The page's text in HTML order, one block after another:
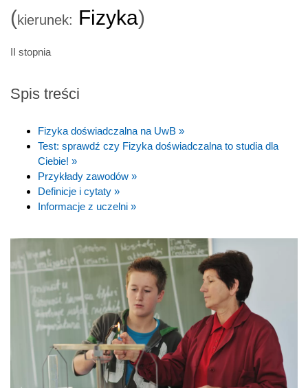
(kierunek: Fizyka)
II stopnia
Spis treści
Fizyka doświadczalna na UwB »
Test: sprawdź czy Fizyka doświadczalna to studia dla
Ciebie! »
Przykłady zawodów »
Definicje i cytaty »
Informacje z uczelni »